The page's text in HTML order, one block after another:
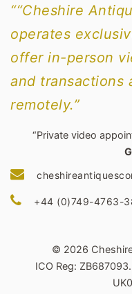
““Cheshire
operates
offer in-person
and transactions
remotely.”
“Private video
+44 (0)749-4763-
© 2026
ICO Reg: